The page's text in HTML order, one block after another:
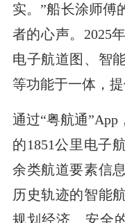
实。”船长涂师傅
者的心声。2025
电子航道图、智
等功能于一体，提
通过“粤航通
的1851公里电子
余类航道要素信
历史轨迹的智能
规划经济、安全